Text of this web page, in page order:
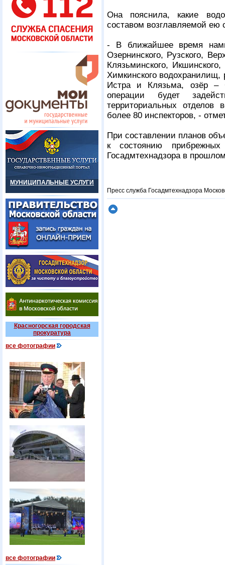
МУНИЦИПАЛЬНЫЕ УСЛУГИ
Красногорская городская
прокуратура
все фотографии
все фотографии
Она пояснила, какие
составом возглавляемой
- В ближайшее время нами
Озернинского, Рузского,
Клязьминского,
Химкинского
Истра и Клязьма, озёр –
операции будет
территориальных
более 80 инспекторов, -
При составлении планов
к состоянию прибрежных
Госадмтехнадзора в
Пресс служба Госадмтехнадзора